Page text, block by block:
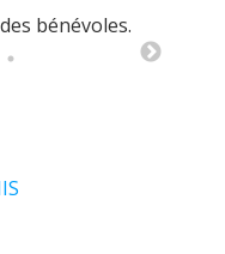
bénévoles.